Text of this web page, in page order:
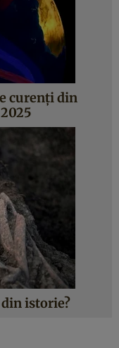
curenți din
istorie?